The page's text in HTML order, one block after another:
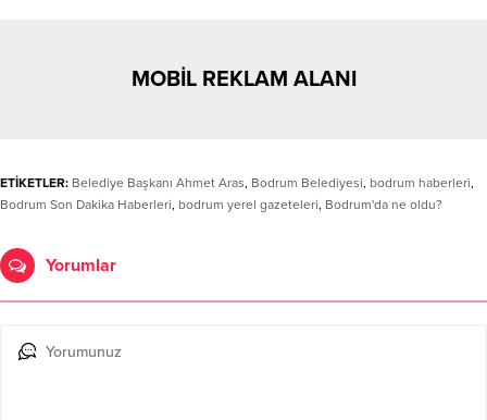
MOBİL REKLAM ALANI
ETİKETLER: Belediye Başkanı Ahmet Aras, Bodrum Belediyesi, bodrum haberleri,
Bodrum Son Dakika Haberleri, bodrum yerel gazeteleri, Bodrum'da ne oldu?
Yorumlar